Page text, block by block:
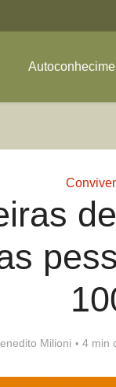
Milioni 4 min